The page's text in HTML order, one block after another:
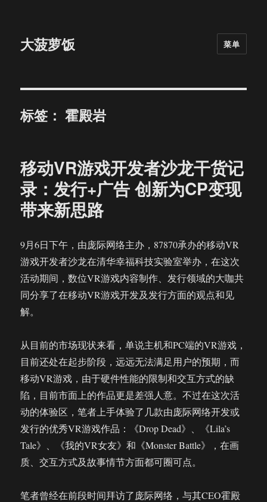
大菠萝饭 菜单
标签：霍殿岩
移动VR游戏开发者沙龙干货记
录：发行+广告 创新为CP变现
带来新思路
9月6日下午，由庞际网络主办，87870承办的移动VR
游戏开发者沙龙在清华幸福科技实验室举办，在这次
活动期间，数位VR游戏内容制作、发行领域的大咖共
同分享了在移动VR游戏开发及发行方面的观点和见
解。
从目前的市场现状来看，单说主机和PC端的VR游戏，
目前还处在起步阶段，远远无法满足用户的预期，而
移动VR游戏，由于硬件性能的限制和交互方式的缺
陷，目前市面上的作品更是差强人意。不过在这次活
动的体验区，笔者上手体验了几款由庞际网络开发或
发行的优秀VR游戏作品：《Drop Dead》、《Lila’s
Tale》、《我的VR女友》和《Monster Battle》，在画
质、交互方式及故事情节方面都可圈可点。
笔者曾经在前段时间拜访了庞际网络，与其CEO霍殿